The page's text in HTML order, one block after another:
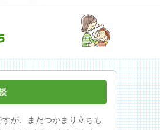
が、まだつかまり立ちも